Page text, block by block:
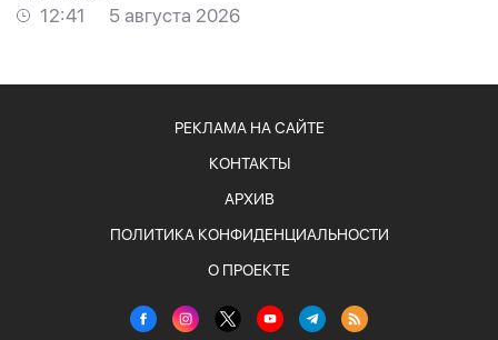
12:41
5 августа 2026
РЕКЛАМА НА САЙТЕ
КОНТАКТЫ
АРХИВ
ПОЛИТИКА КОНФИДЕНЦИАЛЬНОСТИ
О ПРОЕКТЕ